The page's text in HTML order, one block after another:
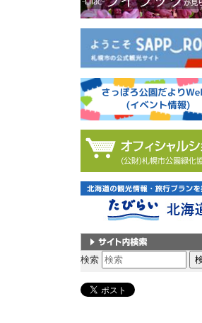
サイト内検索
検索